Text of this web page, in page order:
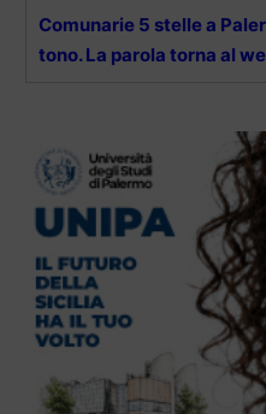
Comunarie 5 stelle a
tono. La parola torna al